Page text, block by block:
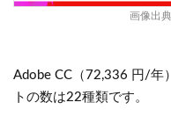
画像出典
Adobe CC（72,336 円/年
トの数は22種類です。